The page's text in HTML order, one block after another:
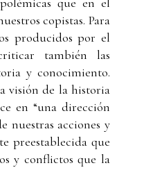
copistas. Para
producidos por el
también las
y conocimiento.
visión de la historia
en “una dirección
nuestras acciones y
preestablecida que
y conflictos que la